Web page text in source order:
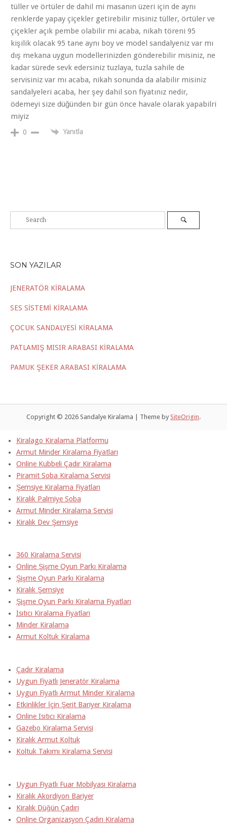
tüller ve örtüler de dahil mi masanın üzeri için de aynı
renklerde yapay çiçekler getirebilir misiniz tüller, örtüler ve
çiçekler açık pembe olabilir mi acaba, nikah töreni 95
kişilik olacak 95 tane aynı boy ve model sandalyeniz var mı
dış mekana uygun modellerinizden gönderebilir misiniz, ne
kadar sürede sevk edersiniz tuzlaya, tuzla sahile de
servisiniz var mı acaba, nikah sonunda da alabilir misiniz
sandalyeleri acaba, her şey dahil son fiyatınız nedir,
ödemeyi size düğünden bir gün önce havale olarak yapabilri
miyiz
0 Yanıtla
SON YAZILAR
JENERATÖR KİRALAMA
SES SİSTEMİ KİRALAMA
ÇOCUK SANDALYESİ KİRALAMA
PATLAMIŞ MISIR ARABASI KİRALAMA
PAMUK ŞEKER ARABASI KİRALAMA
Copyright © 2026 Sandalye Kiralama Theme by SiteOrigin.
Kiralago Kiralama Platformu
Armut Minder Kiralama Fiyatları
Online Kubbeli Çadır Kiralama
Piramit Soba Kiralama Servisi
Şemsiye Kiralama Fiyatları
Kiralık Palmiye Soba
Armut Minder Kiralama Servisi
Kiralık Dev Şemsiye
360 Kiralama Servisi
Online Şişme Oyun Parkı Kiralama
Şişme Oyun Parkı Kiralama
Kiralık Şemsiye
Şişme Oyun Parkı Kiralama Fiyatları
Isıtıcı Kiralama Fiyatları
Minder Kiralama
Armut Koltuk Kiralama
Çadır Kiralama
Uygun Fiyatlı Jeneratör Kiralama
Uygun Fiyatlı Armut Minder Kiralama
Etkinlikler İçin Şerit Bariyer Kiralama
Online Isıtıcı Kiralama
Gazebo Kiralama Servisi
Kiralık Armut Koltuk
Koltuk Takımı Kiralama Servisi
Uygun Fiyatlı Fuar Mobilyası Kiralama
Kiralık Akordiyon Bariyer
Kiralık Düğün Çadırı
Online Organizasyon Çadırı Kiralama